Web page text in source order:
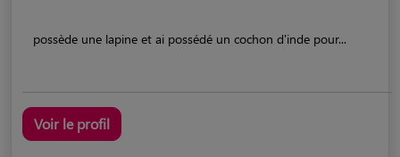
possède une lapine et ai possédé un cochon d'inde pour...
Voir le profil